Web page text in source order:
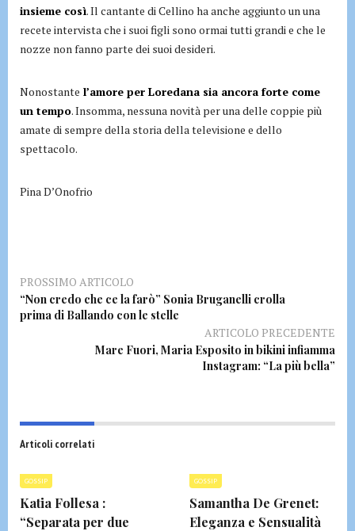
insieme così. Il cantante di Cellino ha anche aggiunto un una
recete intervista che i suoi figli sono ormai tutti grandi e che le
nozze non fanno parte dei suoi desideri.
Nonostante l’amore per Loredana sia ancora forte come
un tempo. Insomma, nessuna novità per una delle coppie più
amate di sempre della storia della televisione e dello
spettacolo.
Pina D’Onofrio
PROSSIMO ARTICOLO
“Non credo che ce la farò” Sonia Bruganelli crolla
prima di Ballando con le stelle
ARTICOLO PRECEDENTE
Mare Fuori, Maria Esposito in bikini infiamma
Instagram: “La più bella”
Articoli correlati
GOSSIP
Katia Follesa :
“Separata per due
GOSSIP
Samantha De Grenet:
Eleganza e Sensualità